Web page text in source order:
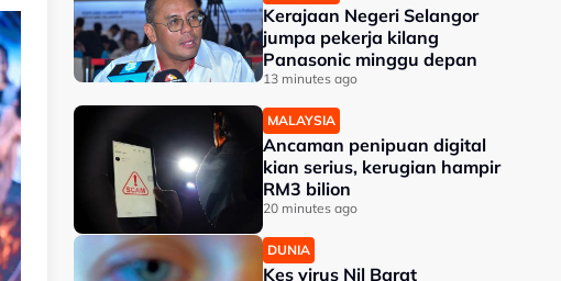
Kerajaan Negeri Selangor
jumpa pekerja kilang
Panasonic minggu depan
13 minutes ago
MALAYSIA
Ancaman penipuan digital
kian serius, kerugian hampir
RM3 bilion
20 minutes ago
DUNIA
Kes virus Nil Barat